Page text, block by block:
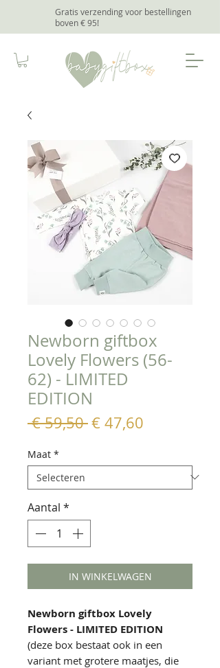
Gratis verzending voor bestellingen
boven € 95!
Newborn giftbox
Lovely Flowers (56-
62) - LIMITED
EDITION
€ 59,50 Normale
€ 47,60
Maat *
Aantal *
IN WINKELWAGEN
Newborn giftbox Lovely
Flowers - LIMITED EDITION
(deze box bestaat ook in een
variant met grotere maatjes, die